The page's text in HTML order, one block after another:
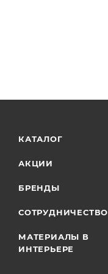
КАТАЛОГ
АКЦИИ
БРЕНДЫ
СОТРУДНИЧЕСТВО
МАТЕРИАЛЫ В
ИНТЕРЬЕРЕ